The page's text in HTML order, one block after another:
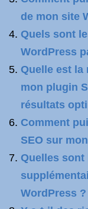
de mon site
Quels sont
WordPress
Quelle est
mon plugin
résultats
Comment
SEO sur
Quelles
WordPress ?